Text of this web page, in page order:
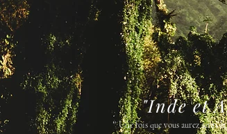
"Une fois que vous aurez senti
"Inde et